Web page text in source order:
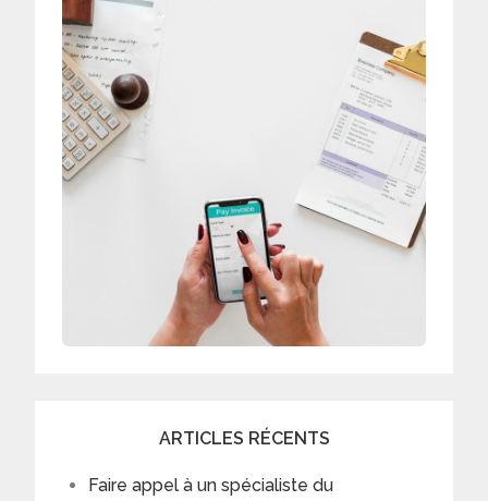
ARTICLES RÉCENTS
Faire appel à un spécialiste du